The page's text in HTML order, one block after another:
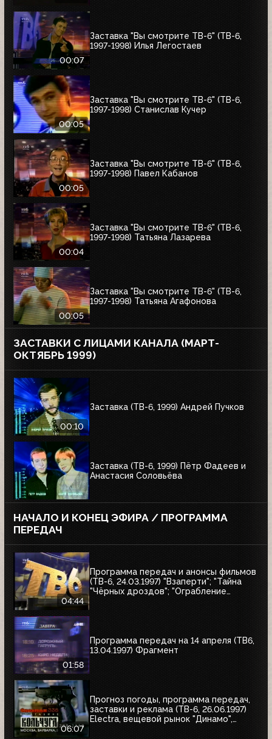
00:07
Заставка "Вы смотрите ТВ-6" (ТВ-6,
1997-1998) Илья Легостаев
00:05
Заставка "Вы смотрите ТВ-6" (ТВ-6,
1997-1998) Станислав Кучер
00:05
Заставка "Вы смотрите ТВ-6" (ТВ-6,
1997-1998) Павел Кабанов
00:04
Заставка "Вы смотрите ТВ-6" (ТВ-6,
1997-1998) Татьяна Лазарева
00:05
Заставка "Вы смотрите ТВ-6" (ТВ-6,
1997-1998) Татьяна Агафонова
ЗАСТАВКИ С ЛИЦАМИ КАНАЛА (МАРТ-
ОКТЯБРЬ 1999)
00:10
Заставка (ТВ-6, 1999) Андрей Пучков
Заставка (ТВ-6, 1999) Пётр Фадеев и
Анастасия Соловьёва
НАЧАЛО И КОНЕЦ ЭФИРА / ПРОГРАММА
ПЕРЕДАЧ
04:44
Программа передач и анонсы фильмов
(ТВ-6, 24.03.1997) "Взаперти"; "Тайна
"Чёрных дроздов"; "Ограбление
01:58
Программа передач на 14 апреля (ТВ6,
13.04.1997) Фрагмент
06:07
Прогноз погоды, программа передач,
заставки и реклама (ТВ-6, 26.06.1997)
Electra, вещевой рынок "Динамо",